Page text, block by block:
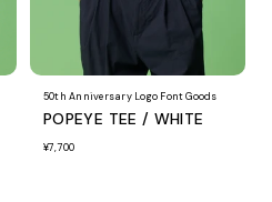
50th Anniversary Logo Font Goods
POPEYE TEE / WHITE
¥7,700